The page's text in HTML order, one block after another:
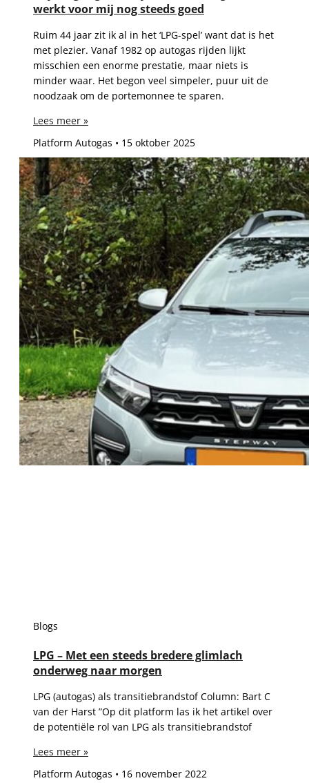
werkt voor mij nog steeds goed
Ruim 44 jaar zit ik al in het ‘LPG-spel’ want dat is het
met plezier. Vanaf 1982 op autogas rijden lijkt
misschien een enorme prestatie, maar niets is
minder waar. Het begon veel simpeler, puur uit de
noodzaak om de portemonnee te sparen.
Lees meer »
Platform Autogas
15 oktober 2025
Blogs
LPG – Met een steeds bredere glimlach
onderweg naar morgen
LPG (autogas) als transitiebrandstof Column: Bart C
van der Harst ”Op dit platform las ik het artikel over
de potentiële rol van LPG als transitiebrandstof
Lees meer »
Platform Autogas
16 november 2022